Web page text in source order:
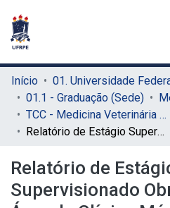
Início
01.1 - Graduação (Sede)
TCC - Medicina Veterinária (Sede)
Relatório de Estágio Supervisionado Obrigatório (ESO) Área de Clínica Médica de Pequenos Animais Intoxicação Acidental por Rodenticida Anticoagulante em Paciente Positivo para Ehrlichia canis – Relato de Caso
Relatório de
Supervisionado